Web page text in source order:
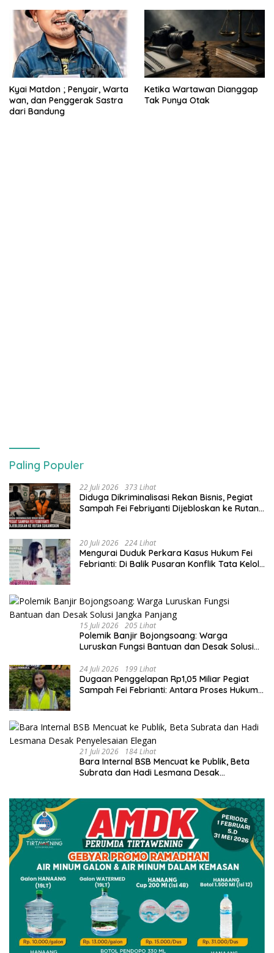
Kyai Matdon ; Penyair, Warta
wan, dan Penggerak Sastra
dari Bandung
Ketika Wartawan Dianggap
Tak Punya Otak
Paling Populer
22 Juli 2026 373 Lihat
Diduga Dikriminalisasi Rekan Bisnis, Pegiat
Sampah Fei Febriyanti Dijebloskan ke Rutan
20 Juli 2026 224 Lihat
​Mengurai Duduk Perkara Kasus Hukum Fei
Febrianti: Di Balik Pusaran Konflik Tata Kelola
15 Juli 2026 205 Lihat
Polemik Banjir Bojongsoang: Warga
Luruskan Fungsi Bantuan dan Desak Solusi
24 Juli 2026 199 Lihat
Dugaan Penggelapan Rp1,05 Miliar Pegiat
Sampah Fei Febrianti: Antara Proses Hukum,
21 Juli 2026 184 Lihat
Bara Internal BSB Mencuat ke Publik, Beta
Subrata dan Hadi Lesmana Desak